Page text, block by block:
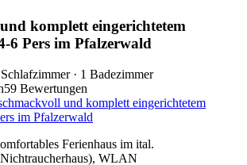
komplett eingerichtetem
6 Pers im Pfalzerwald
· 1 Badezimmer
59 Bewertungen
und komplett eingerichtetem
im Pfalzerwald